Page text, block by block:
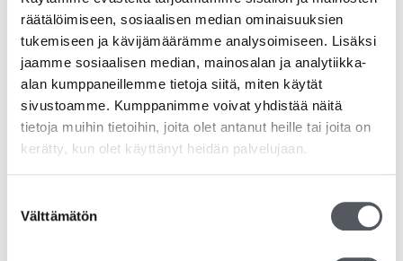
räätälöimiseen, sosiaalisen median ominaisuuksien
tukemiseen ja kävijämäärämme analysoimiseen. Lisäksi
jaamme sosiaalisen median, mainosalan ja analytiikka-
alan kumppaneillemme tietoja siitä, miten käytät
sivustoamme. Kumppanimme voivat yhdistää näitä
tietoja muihin tietoihin, joita olet antanut heille tai joita on
kerätty, kun olet käyttänyt heidän palvelujaan.
valinta
Välttämätön